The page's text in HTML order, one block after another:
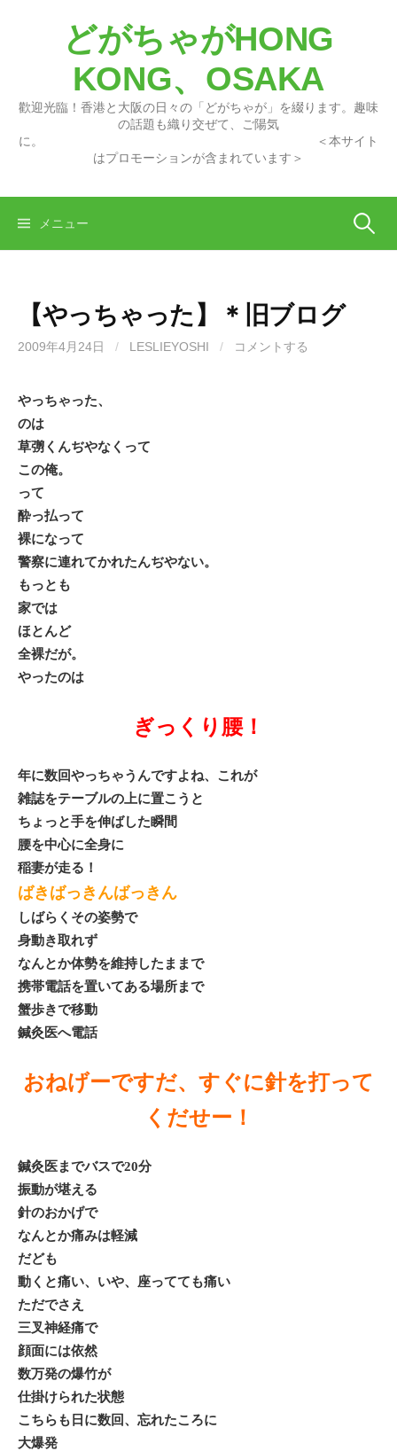
どがちゃがHONG
KONG、OSAKA
歡迎光臨！香港と大阪の日々の「どがちゃが」を綴ります。趣味
の話題も織り交ぜて、ご陽気
に。 ＜本サイト
はプロモーションが含まれています＞
メニュー 検
【やっちゃった】＊旧ブログ
2009年4月24日 / LESLIEYOSHI / コメントする
やっちゃった、
のは
草彅くんぢやなくって
この俺。
って
酔っ払って
裸になって
警察に連れてかれたんぢやない。
もっとも
家では
ほとんど
全裸だが。
やったのは
ぎっくり腰！
年に数回やっちゃうんですよね、これが
雑誌をテーブルの上に置こうと
ちょっと手を伸ばした瞬間
腰を中心に全身に
稲妻が走る！
ばきばっきんばっきん
しばらくその姿勢で
身動き取れず
なんとか体勢を維持したままで
携帯電話を置いてある場所まで
蟹歩きで移動
鍼灸医へ電話
おねげーですだ、すぐに針を打って
くだせー！
鍼灸医までバスで20分
振動が堪える
針のおかげで
なんとか痛みは軽減
だども
動くと痛い、いや、座ってても痛い
ただでさえ
三叉神経痛で
顔面には依然
数万発の爆竹が
仕掛けられた状態
こちらも日に数回、忘れたころに
大爆発